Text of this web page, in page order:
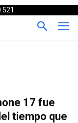
17 fue
tiempo que